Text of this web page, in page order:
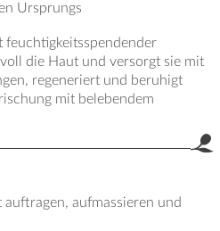
Ursprungs
feuchtigkeitsspendender
die Haut und versorgt sie mit
regeneriert und beruhigt
mit belebendem
aufmassieren und